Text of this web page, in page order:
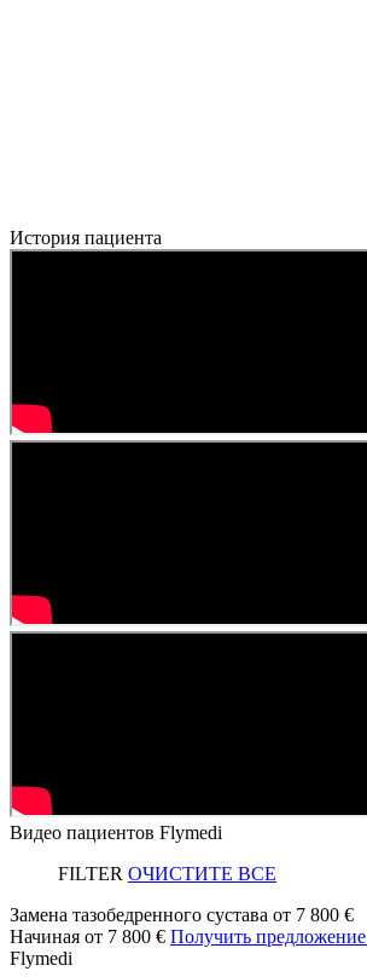
История пациента
Видео пациентов Flymedi
FILTER ОЧИСТИТЕ ВСЕ
Замена тазобедренного сустава от 7 800 €
Начиная от 7 800 € Получить предложение
Flymedi